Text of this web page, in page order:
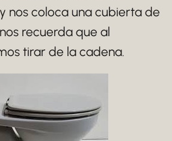
nos coloca una cubierta de
recuerda que al
tirar de la cadena.